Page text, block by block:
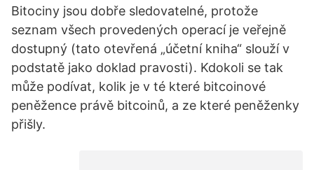
Bitociny jsou dobře sledovatelné, protože
seznam všech provedených operací je veřejně
dostupný (tato otevřená „účetní kniha“ slouží v
podstatě jako doklad pravosti). Kdokoli se tak
může podívat, kolik je v té které bitcoinové
peněžence právě bitcoinů, a ze které peněženky
přišly.